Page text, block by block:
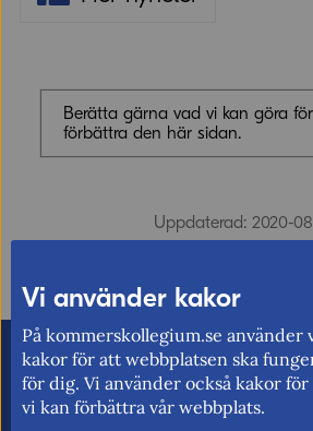
Berätta gärna vad vi kan göra
förbättra den här sidan.
E-post (valfritt, men glöm
adressen om du vill ha svar
Uppdaterad: 2020-
Vi använder kakor
På kommerskollegium.se använder
kakor för att webbplatsen ska
för dig. Vi använder också kakor för
vi kan förbättra vår webbplats.